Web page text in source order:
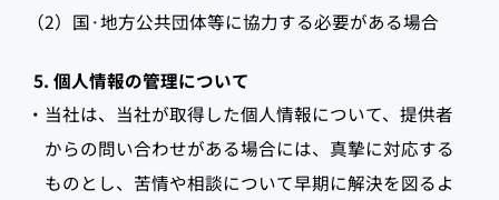
（2）国·地方公共団体等に協力する必要がある場合
5. 個人情報の管理について
・当社は、当社が取得した個人情報について、提供者
からの問い合わせがある場合には、真摯に対応する
ものとし、苦情や相談について早期に解決を図るよ